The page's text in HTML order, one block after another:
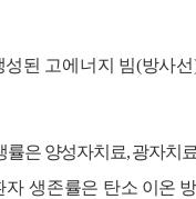
된 고에너지 빔(방사선
률은 양성자치료,광자치료
자 생존률은 탄소 이온